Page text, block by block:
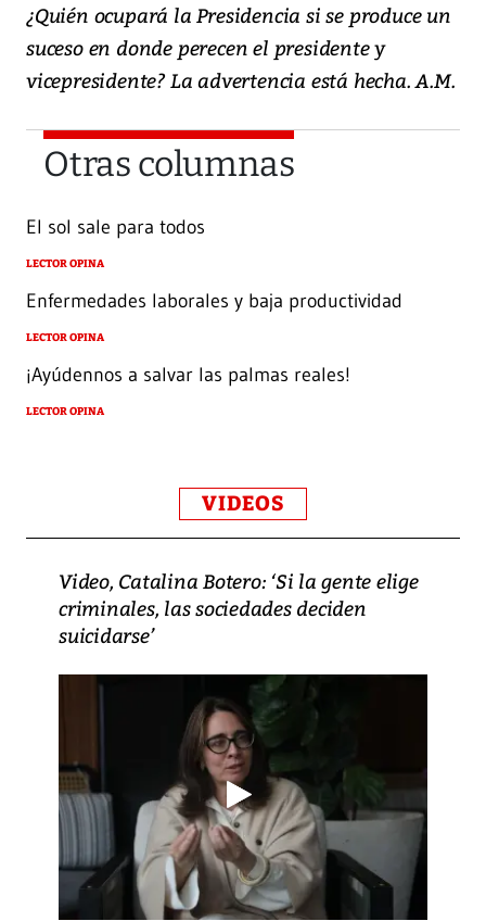
¿Quién ocupará la Presidencia si se produce un
suceso en donde perecen el presidente y
vicepresidente? La advertencia está hecha. A.M.
Otras columnas
El sol sale para todos
LECTOR OPINA
Enfermedades laborales y baja productividad
LECTOR OPINA
¡Ayúdennos a salvar las palmas reales!
LECTOR OPINA
VIDEOS
Video, Catalina Botero: ‘Si la gente elige
criminales, las sociedades deciden
suicidarse’